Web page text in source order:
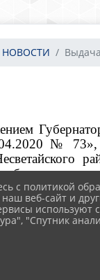
НОВОСТИ
№
в рамках
с политикой
веб-сайт и
используют
"Спутник